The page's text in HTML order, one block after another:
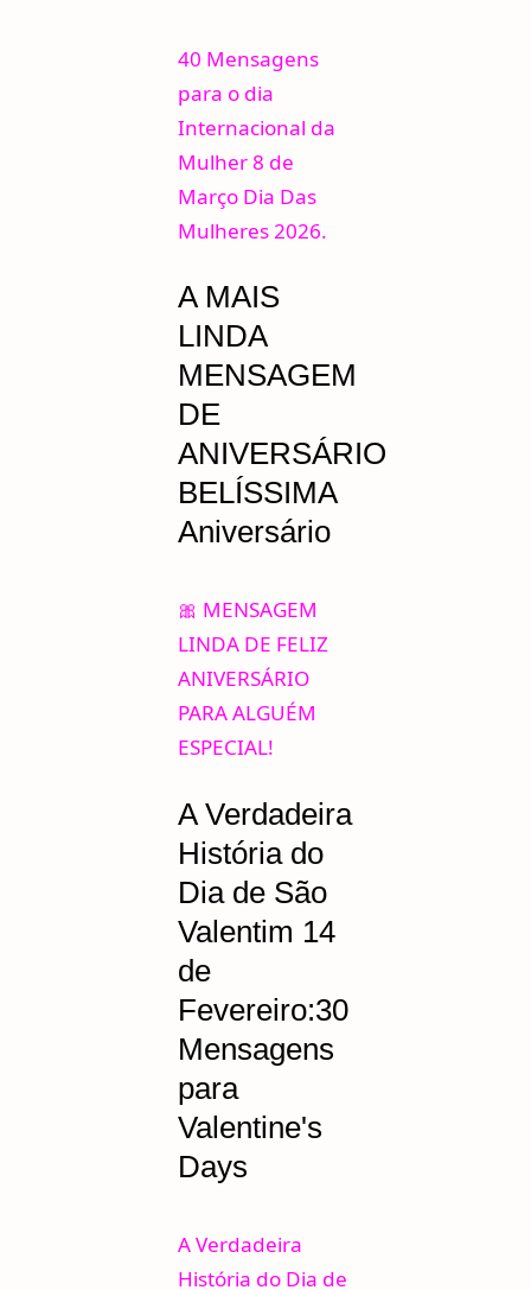
40 Mensagens
para o dia
Internacional da
Mulher 8 de
Março Dia Das
Mulheres 2026.
A MAIS
LINDA
MENSAGEM
DE
ANIVERSÁRIO
BELÍSSIMA
Aniversário
🎀 MENSAGEM
LINDA DE FELIZ
ANIVERSÁRIO
PARA ALGUÉM
ESPECIAL!
A Verdadeira
História do
Dia de São
Valentim 14
de
Fevereiro:30
Mensagens
para
Valentine's
Days
A Verdadeira
História do Dia de